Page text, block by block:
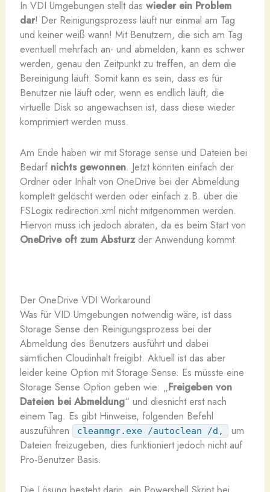
In VDI Umgebungen stellt das wieder ein Problem
dar! Der Reinigungsprozess läuft nur einmal am Tag
und keiner weiß wann! Mit Benutzern, die sich am Tag
eventuell mehrfach an- und abmelden, kann es schwer
werden, genau den Zeitpunkt zu treffen, an dem die
Bereinigung läuft. Somit kann es sein, dass es für
Benutzer nie läuft oder, wenn es endlich läuft, die
virtuelle Disk so angewachsen ist, dass diese wieder
komprimiert werden muss.
Am Ende haben wir mit Storage sense und Dateien bei
Bedarf nichts gewonnen. Jetzt könnten einfach der
Ordner oder Inhalt von OneDrive bei der Abmeldung
komplett gelöscht werden oder einfach z.B. über die
FSLogix redirection.xml nicht mitgenommen werden.
Hiervon muss ich jedoch abraten, da es beim Start von
OneDrive oft zum Absturzder Anwendung kommt.
Der OneDrive VDI Workaround
Was für VID Umgebungen notwendig wäre, ist dass
Storage Sense den Reinigungsprozess bei der
Abmeldung des Benutzers ausführt und dabei
sämtlichen Cloudinhalt freigibt. Aktuell ist das aber
leider keine Option mit Storage Sense. Es müsste eine
Storage Sense Option geben wie: „Freigeben von
Dateien bei Abmeldung“ und diesnicht erst nach
einem Tag. Es gibt Hinweise, folgenden Befehl
auszuführen
cleanmgr.exe /autoclean /d,
um
Dateien freizugeben, dies funktioniert jedoch nicht auf
Pro-Benutzer Basis.